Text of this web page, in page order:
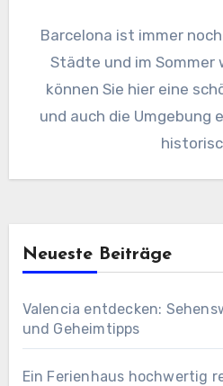
Barcelona ist immer
Städte und im Sommer
können Sie hier eine
und auch die Umgebung
Neueste Beiträge
Valencia entdecken:
und Geheimtipps
Ein Ferienhaus hochwertig